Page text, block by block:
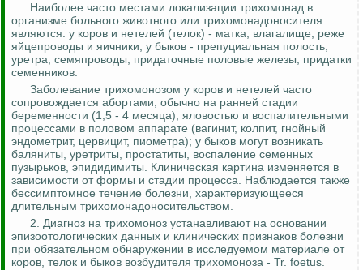
Наиболее часто местами локализации трихомонад в
организме больного животного или трихомонадоносителя
являются: у коров и нетелей (телок) - матка, влагалище, реже
яйцепроводы и яичники; у быков - препуциальная полость,
уретра, семяпроводы, придаточные половые железы, придатки
семенников.
Заболевание трихомонозом у коров и нетелей часто
сопровождается абортами, обычно на ранней стадии
беременности (1,5 - 4 месяца), яловостью и воспалительными
процессами в половом аппарате (вагинит, колпит, гнойный
эндометрит, цервицит, пиометра); у быков могут возникать
баляниты, уретриты, простатиты, воспаление семенных
пузырьков, эпидидимиты. Клиническая картина изменяется в
зависимости от формы и стадии процесса. Наблюдается также
бессимптомное течение болезни, характеризующееся
длительным трихомонадоносительством.
2. Диагноз на трихомоноз устанавливают на основании
эпизоотологических данных и клинических признаков болезни
при обязательном обнаружении в исследуемом материале от
коров, телок и быков возбудителя трихомоноза - Tr. foetus.